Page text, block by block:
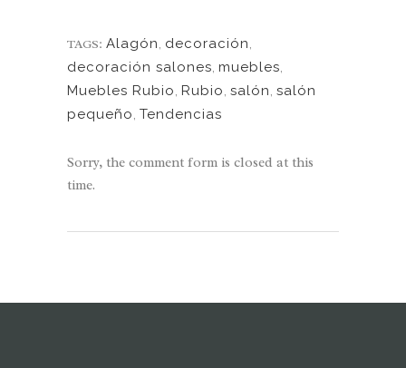
TAGS: Alagón, decoración,
decoración salones, muebles,
Muebles Rubio, Rubio, salón, salón
pequeño, Tendencias
Sorry, the comment form is closed at this
time.